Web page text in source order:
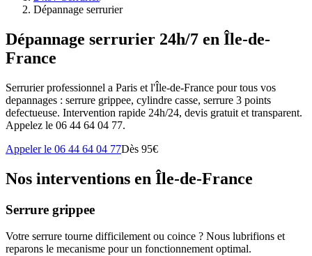
Dépannage serrurier
Dépannage serrurier 24h/7 en Île-de-
France
Serrurier professionnel a Paris et l'Île-de-France pour tous vos
depannages : serrure grippee, cylindre casse, serrure 3 points
defectueuse. Intervention rapide 24h/24, devis gratuit et transparent.
Appelez le 06 44 64 04 77.
Appeler le 06 44 64 04 77Dès 95€
Nos interventions en Île-de-France
Serrure grippee
Votre serrure tourne difficilement ou coince ? Nous lubrifions et
reparons le mecanisme pour un fonctionnement optimal.